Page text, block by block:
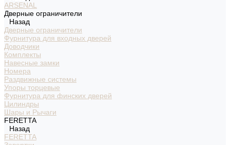
ARSENAL
Дверные ограничители
Назад
Дверные ограничители
Фурнитура для входных дверей
Доводчики
Комплекты
Навесные замки
Номера
Раздвижные системы
Упоры торцевые
Фурнитура для финских дверей
Цилиндры
Шары и Рычаги
FERETTA
Назад
FERETTA